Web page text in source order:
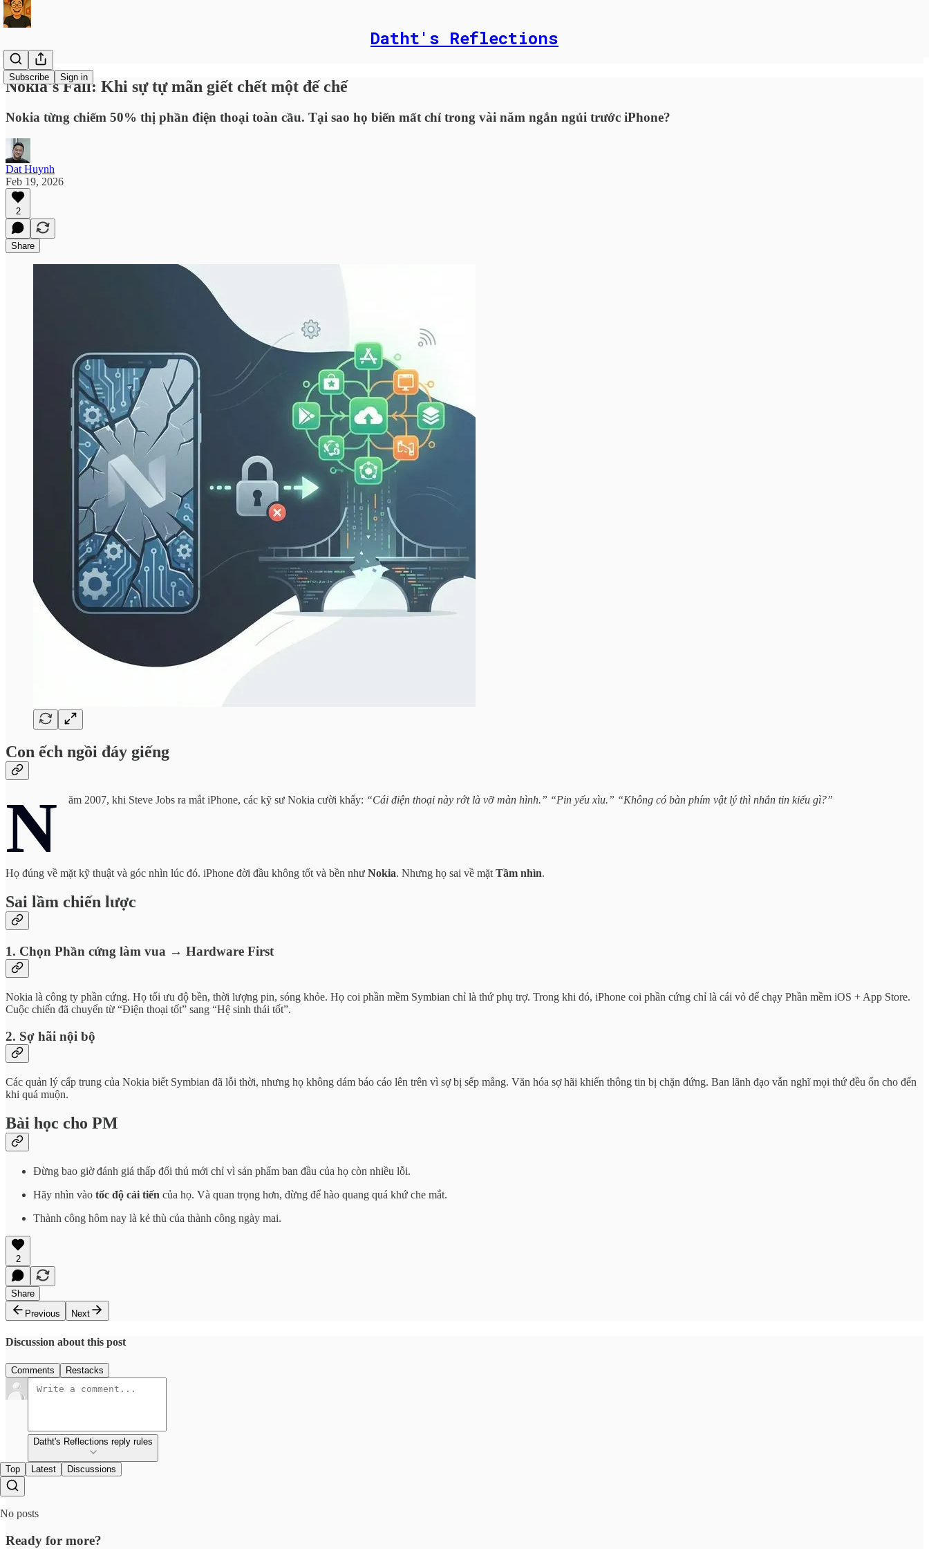
Datht's Reflections
Subscribe Sign in
Nokia's Fall: Khi sự tự mãn giết chết một đế chế
Nokia từng chiếm 50% thị phần điện thoại toàn cầu. Tại sao họ biến mất chỉ trong vài năm ngắn ngủi trước iPhone?
Dat Huynh
Feb 19, 2026
2
Share
Con ếch ngồi đáy giếng
N ăm 2007, khi Steve Jobs ra mắt iPhone, các kỹ sư Nokia cười khẩy: “Cái điện thoại này rớt là vỡ màn hình.” “Pin yếu xìu.” “Không có bàn phím vật lý thì nhắn tin kiểu gì?”
Họ đúng về mặt kỹ thuật và góc nhìn lúc đó. iPhone đời đầu không tốt và bền như Nokia. Nhưng họ sai về mặt Tầm nhìn.
Sai lầm chiến lược
1. Chọn Phần cứng làm vua → Hardware First
Nokia là công ty phần cứng. Họ tối ưu độ bền, thời lượng pin, sóng khỏe. Họ coi phần mềm Symbian chỉ là thứ phụ trợ. Trong khi đó, iPhone coi phần cứng chỉ là cái vỏ để chạy Phần mềm iOS + App Store.
Cuộc chiến đã chuyển từ “Điện thoại tốt” sang “Hệ sinh thái tốt”.
2. Sợ hãi nội bộ
Các quản lý cấp trung của Nokia biết Symbian đã lỗi thời, nhưng họ không dám báo cáo lên trên vì sợ bị sếp mắng. Văn hóa sợ hãi khiến thông tin bị chặn đứng. Ban lãnh đạo vẫn nghĩ mọi thứ đều ổn cho đến
khi quá muộn.
Bài học cho PM
Đừng bao giờ đánh giá thấp đối thủ mới chỉ vì sản phẩm ban đầu của họ còn nhiều lỗi.
Hãy nhìn vào tốc độ cải tiến của họ. Và quan trọng hơn, đừng để hào quang quá khứ che mắt.
Thành công hôm nay là kẻ thù của thành công ngày mai.
2
Share
Previous
Next
Discussion about this post
Comments Restacks
Datht's Reflections reply rules
Top Latest Discussions
No posts
Ready for more?